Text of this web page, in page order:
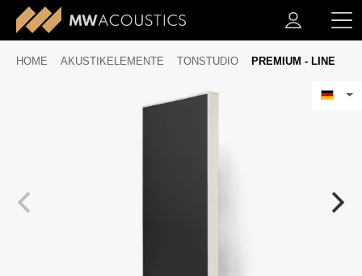
HOME AKUSTIKELEMENTE TONSTUDIO PREMIUM - LINE